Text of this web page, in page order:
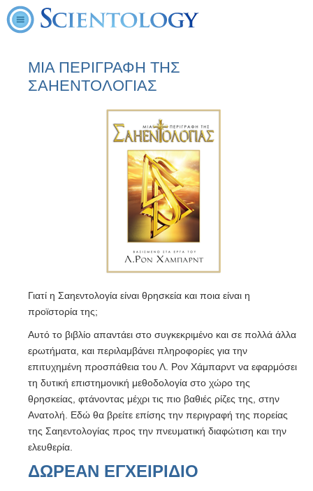
ΜΙΑ ΠΕΡΙΓΡΑΦH ΤΗΣ
ΣΑΗΕΝΤΟΛΟΓΙΑΣ
Γιατί η Σαηεντολογία είναι θρησκεία και ποια είναι η
προϊστορία της;
Αυτό το βιβλίο απαντάει στο συγκεκριμένο και σε πολλά άλλα
ερωτήματα, και περιλαμβάνει πληροφορίες για την
επιτυχημένη προσπάθεια του Λ. Ρον Χάμπαρντ να εφαρμόσει
τη δυτική επιστημονική μεθοδολογία στο χώρο της
θρησκείας, φτάνοντας μέχρι τις πιο βαθιές ρίζες της, στην
Ανατολή. Εδώ θα βρείτε επίσης την περιγραφή της πορείας
της Σαηεντολογίας προς την πνευματική διαφώτιση και την
ελευθερία.
ΔΩΡΕΑΝ ΕΓΧΕΙΡΙΔΙΟ